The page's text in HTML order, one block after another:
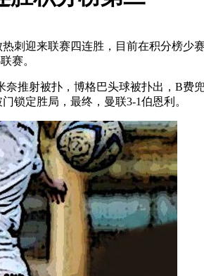
刺迎来联赛四连胜，目前在积分榜
赛。
奈推射被扑，博格巴头球被扑出，B
锁定胜局，最终，曼联3-1伯恩利。